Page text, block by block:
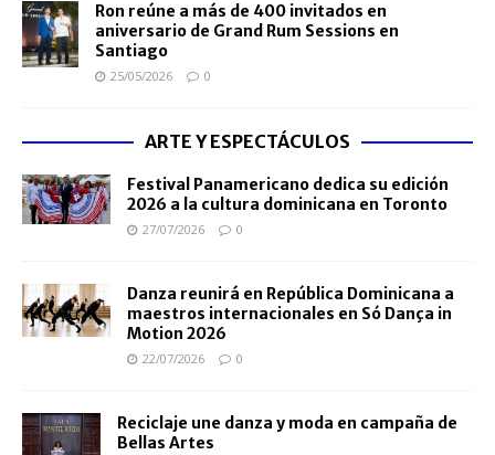
Ron reúne a más de 400 invitados en
aniversario de Grand Rum Sessions en
Santiago
25/05/2026 0
ARTE Y ESPECTÁCULOS
Festival Panamericano dedica su edición
2026 a la cultura dominicana en Toronto
27/07/2026 0
Danza reunirá en República Dominicana a
maestros internacionales en Só Dança in
Motion 2026
22/07/2026 0
Reciclaje une danza y moda en campaña de
Bellas Artes